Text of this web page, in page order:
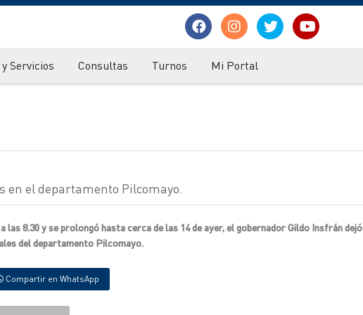
Servicios Consultas Turnos Mi Portal
el departamento Pilcomayo.
8.30 y se prolongó hasta cerca de las 14 de ayer, el gobernador Gildo Insfrán dejó
del departamento Pilcomayo.
Compartir en WhatsApp